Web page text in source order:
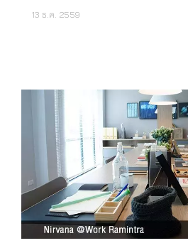
พัฒนาโครงการ ธุรกิจรับสร้างบ้าน แล
บริษัทบวิค-ไทย จำกัด (Bouygues-
บันยันทรีกรุ๊ปในครั้งนี้ มีความสำคัญเป็
เป็นการช่วยยกระดับมาตรฐานการอยู่
เต็มความต้องการด้านการบริการระ
NVD เป็นการรวมบริษัทฯ ระหว่าง บ
เม้นท์ จำกัด (Nirvana Development
และ ไดอิ กรุ๊ป (Daii Group) ก่อตั้งเมื่อปี
โครงสร้างองค์กรใหม่ เพื่อให้สอดคล้
เนอวานา ไดอิ เราตั้งใจทำธุรกิจเพื่อ
Card Access Pocket garden
โครงการใหม่ล่าสุดจาก Nirvana Development ร
เขตสวนหลวง กรุงเทพฯ สถานที่สำคัญใกล้เคียง เดอะไนท์
พระราม 9 เดอะมอลล์ รามคำแหง เซ็น
นานาชาติเซนต์มาร์ค โรงเรียนนานาช
วิทยาลัยอัสสัมชัญ มหาวิทยาลัยแสตมฟ
ศรีนครินทร์ โรงพยาบาลกรุงเทพ โรงพย
บ้านและขนาดพื้นที่ใช้สอย Type A ทาวน์โฮม สูง 3.5 ชั้น หน้า
กว้าง 6.5 เมตร เนื้อที่ขนาด 31 – 42
ตารางเมตร 4 ห้องนอน 4 ห้องน้ำ 1 ห้อ
บ้าน ที่จอดรถ 3 คัน Type B ทาวน์โ
13 ธ.ค. 2559